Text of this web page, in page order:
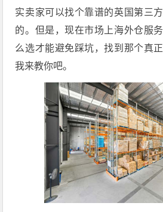
实卖家可以找个靠谱的英国第三
的。但是，现在市场上海外仓服
么选才能避免踩坑，找到那个真
我来教你吧。